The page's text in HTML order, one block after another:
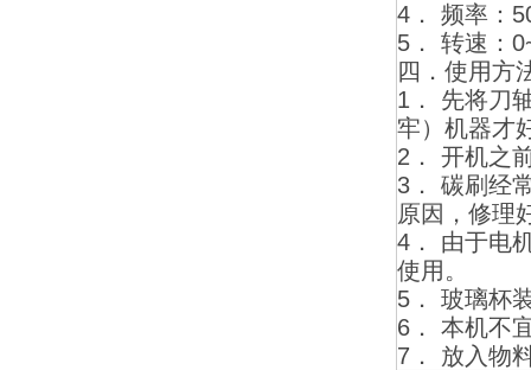
4． 频率：
5． 转速：
四．使用方
1． 先将刀
牢）机器才
2． 开机之
3． 碳刷经
原因，修理
4． 由于电
使用。
5． 玻璃杯
6． 本机不
7． 放入物